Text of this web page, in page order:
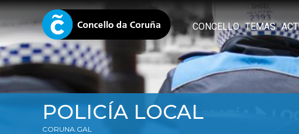
CONCELLO TEMAS
POLICÍA LOCAL
CORUNA.GAL